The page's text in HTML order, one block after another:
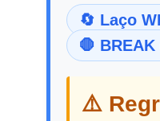
🔄 Laço
🛑 BREAK
⚠️